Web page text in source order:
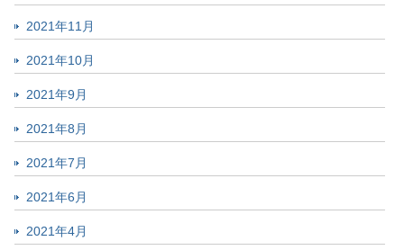
2021年11月
2021年10月
2021年9月
2021年8月
2021年7月
2021年6月
2021年4月